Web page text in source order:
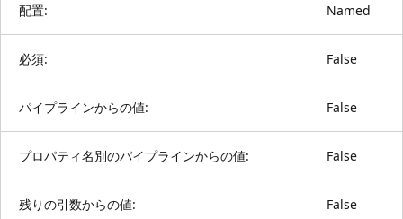
配置: Named
必須: False
パイプラインからの値: False
プロパティ名別のパイプラインからの値: False
残りの引数からの値: False